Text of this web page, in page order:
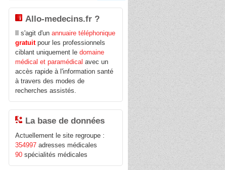
Allo-medecins.fr ?
Il s'agit d'unannuaire téléphonique
gratuitpour les professionnels
ciblant uniquement ledomaine
médical et paramédical avec un
accès rapide à l'information santé
à travers des modes de
recherches assistés.
La base de données
Actuellement le site regroupe :
354997 adresses médicales
90 spécialités médicales